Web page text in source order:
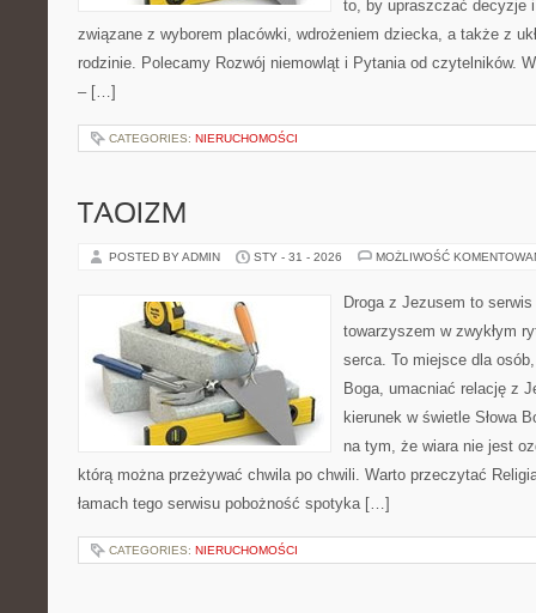
to, by upraszczać decyzje
związane z wyborem placówki, wdrożeniem dziecka, a także z
rodzinie. Polecamy Rozwój niemowląt i Pytania od czytelników.
– […]
CATEGORIES: NIERUCHOMOŚCI
TAOIZM
POSTED BY ADMIN STY - 31 - 2026 MOŻLIWOŚĆ
Droga z Jezusem to
towarzyszem w zwykłym
serca. To miejsce dla
Boga, umacniać relację z
kierunek w świetle Słowa
na tym, że wiara nie jest
którą można przeżywać chwila po chwili. Warto przeczytać
łamach tego serwisu pobożność spotyka […]
CATEGORIES: NIERUCHOMOŚCI